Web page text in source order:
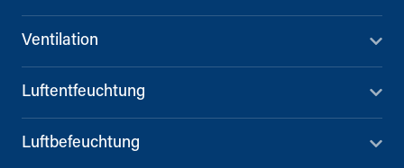
Ventilation
Luftentfeuchtung
Luftbefeuchtung